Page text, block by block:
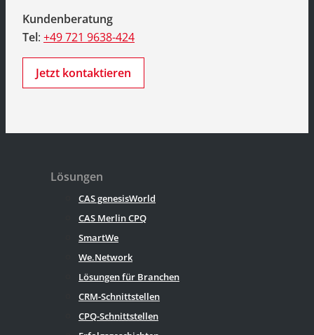
Kundenberatung
Tel: +49 721 9638-424
Jetzt kontaktieren
Lösungen
CAS genesisWorld
CAS Merlin CPQ
SmartWe
We.Network
Lösungen für Branchen
CRM-Schnittstellen
CPQ-Schnittstellen